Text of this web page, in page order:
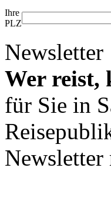
Ihre
PLZ
Newsletter
Wer reist,
für Sie in